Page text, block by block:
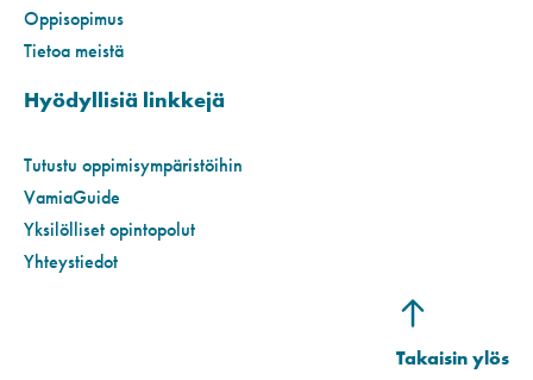
Oppisopimus
Tietoa meistä
Hyödyllisiä linkkejä
Tutustu oppimisympäristöihin
VamiaGuide
Yksilölliset opintopolut
Yhteystiedot